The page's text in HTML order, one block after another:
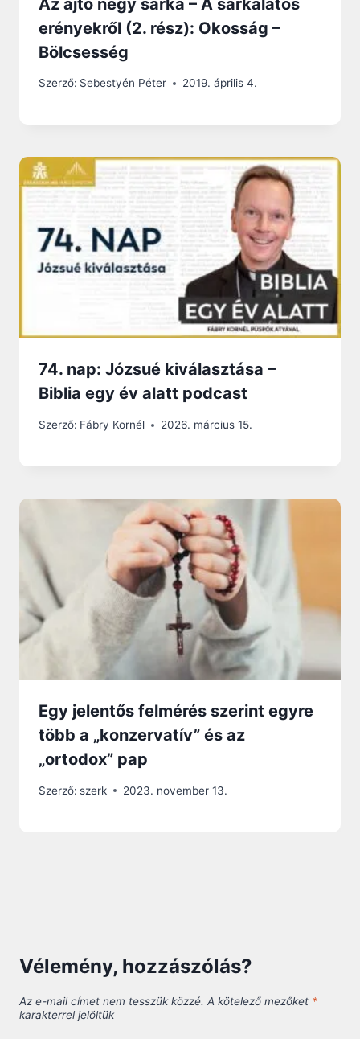
Az ajtó négy sarka – A sarkalatos
erényekről (2. rész): Okosság –
Bölcsesség
Szerző: Sebestyén Péter 2019. április 4.
74. nap: Józsué kiválasztása –
Biblia egy év alatt podcast
Szerző: Fábry Kornél 2026. március 15.
Egy jelentős felmérés szerint egyre
több a „konzervatív” és az
„ortodox” pap
Szerző: szerk 2023. november 13.
Vélemény, hozzászólás?
Az e-mail címet nem tesszük közzé. A kötelező mezőket *
karakterrel jelöltük